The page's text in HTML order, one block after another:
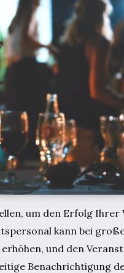
um den Erfolg
kann bei
und den
Benachrichtigung